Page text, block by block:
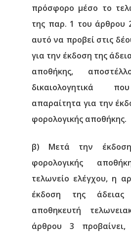
πρόσφορο μέσο το
της παρ. 1 του άρθρου
αυτό να προβεί στις
για την έκδοση της
αποθήκης,
δικαιολογητικά
απαραίτητα για την
φορολογικής αποθήκης.
β) Μετά την
φορολογικής
τελωνείο ελέγχου, η
έκδοση της άδειας
αποθηκευτή
άρθρου 3